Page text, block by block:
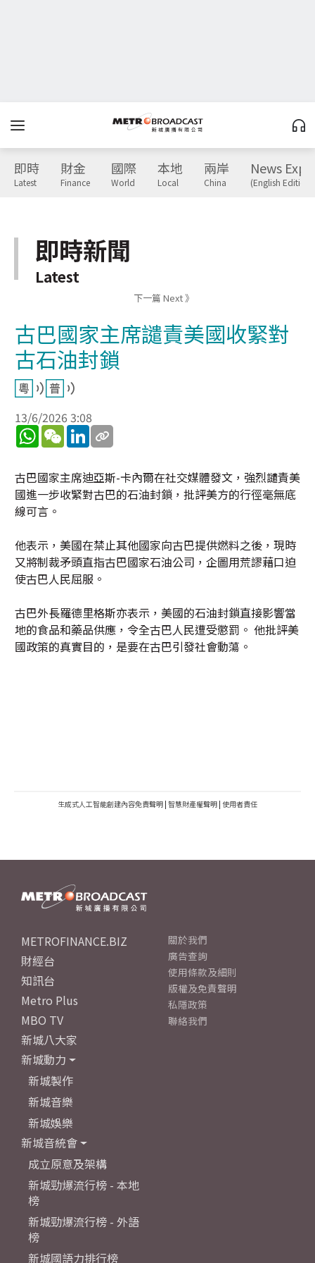
即時
Latest
財金
Finance
國際
World
本地
Local
兩岸
China
News
(English Edition)
即時新聞
Latest
下一篇 Next 》
古巴國家主席譴責美國收緊對
古石油封鎖
13/6/2026 3:08
WhatsApp
WeChatLinkedIn
古巴國家主席迪亞斯-卡內爾在社交媒體發文，強烈譴責美
國進一步收緊對古巴的石油封鎖，批評美方的行徑毫無底
線可言。
他表示，美國在禁止其他國家向古巴提供燃料之後，現時
又將制裁矛頭直指古巴國家石油公司，企圖用荒謬藉口迫
使古巴人民屈服。
古巴外長羅德里格斯亦表示，美國的石油封鎖直接影響當
地的食品和藥品供應，令全古巴人民遭受懲罰。 他批評美
國政策的真實目的，是要在古巴引發社會動蕩。
生成式人工智能創建內容免責聲明 | 智慧財產權聲明 | 使用者責任
METROFINANCE.BIZ
財經台
知訊台
Metro Plus
MBO TV
新城八大家
新城動力
新城製作
新城音樂
新城娛樂
新城音統會
成立原意及架構
新城勁爆流行榜 - 本地
榜
新城勁爆流行榜 - 外語
榜
新城國語力排行榜
關於我們
廣告查詢
使用條款及細則
版權及免責聲明
私隱政策
聯絡我們